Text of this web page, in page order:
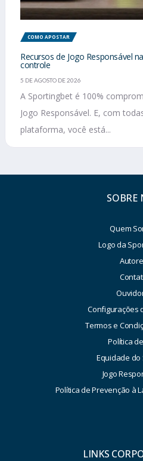
COMO APOSTAR
Recursos de Jogo Responsável
controle
5 DE AGOSTO DE 2026
A Sportingbet é 100%
Jogo Responsável. E, com
plataforma, você está...
SOBRE
Quem
Logo da
Configurações
Termos e
Política
Equidade do
Jogo
Política de Prevenção à
LINKS